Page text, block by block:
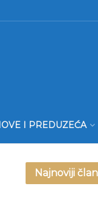
I PREDUZEĆA
Najnoviji